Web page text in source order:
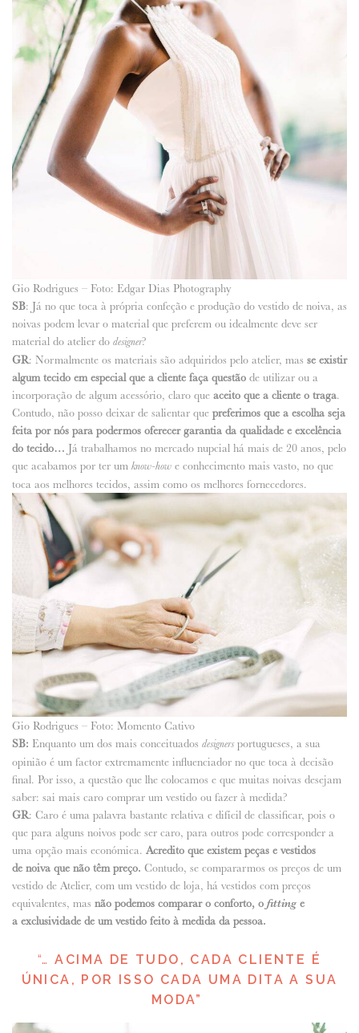
Gio Rodrigues – Foto: Edgar Dias Photography
SB: Já no que toca à própria confeção e produção do vestido de noiva, as
noivas podem levar o material que preferem ou idealmente deve ser
material do atelier do designer?
GR: Normalmente os materiais são adquiridos pelo atelier, mas se existir
algum tecido em especial que a cliente faça questão de utilizar ou a
incorporação de algum acessório, claro que aceito que a cliente o traga.
Contudo, não posso deixar de salientar que preferimos que a escolha seja
feita por nós para podermos oferecer garantia da qualidade e excelência
do tecido… Já trabalhamos no mercado nupcial há mais de 20 anos, pelo
que acabamos por ter um know-how e conhecimento mais vasto, no que
toca aos melhores tecidos, assim como os melhores fornecedores.
Gio Rodrigues – Foto: Momento Cativo
SB: Enquanto um dos mais conceituados designers portugueses, a sua
opinião é um factor extremamente influenciador no que toca à decisão
final. Por isso, a questão que lhe colocamos e que muitas noivas desejam
saber: sai mais caro comprar um vestido ou fazer à medida?
GR: Caro é uma palavra bastante relativa e difícil de classificar, pois o
que para alguns noivos pode ser caro, para outros pode corresponder a
uma opção mais económica. Acredito que existem peças e vestidos
de noiva que não têm preço. Contudo, se compararmos os preços de um
vestido de Atelier, com um vestido de loja, há vestidos com preços
equivalentes, mas não podemos comparar o conforto, o fitting e
a exclusividade de um vestido feito à medida da pessoa.
“…A CIMA DE TUDO, CADA CLIENTE É
ÚNICA, POR ISSO CADA UMA DITA A SUA
MODA”